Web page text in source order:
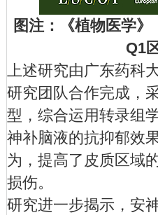
图注：《植物医学
Q1
上述研究由广东药科
研究团队合作完成，
型，综合运用转录组
神补脑液的抗抑郁效
为，提高了皮质区域
损伤。
研究进一步揭示，安